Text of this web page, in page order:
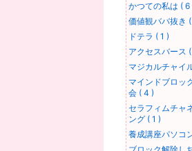
かつての私は ( 6
価値観ババ抜き
ドテラ ( 1 )
アクセスバース
マジカルチャイ
マインドブロッ
会 ( 4 )
セラフィムチャ
ング ( 1 )
養成講座パソコ